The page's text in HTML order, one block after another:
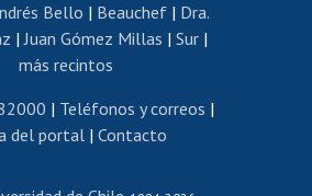
Editar páginas blancas
Extranjeras/os
y reconocimiento de títulos
Programa de Movilidad Estudiantil
Bello | Beauchef| Dra.
|Juan Gómez Millas | Sur |
más recintos
| Teléfonos y correos |
del portal| Contacto